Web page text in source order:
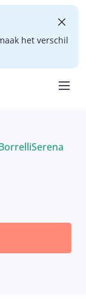
het verschil
Serena